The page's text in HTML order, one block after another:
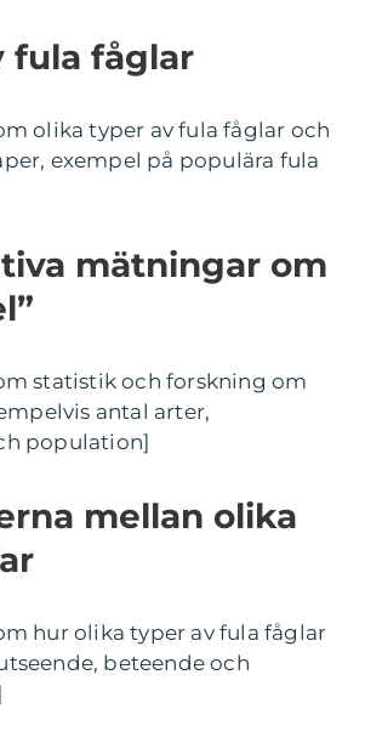
fula fåglar
olika typer av fula fåglar och
exempel på populära fula
mätningar om
statistik och forskning om
antal arter,
population]
mellan olika
hur olika typer av fula fåglar
beteende och